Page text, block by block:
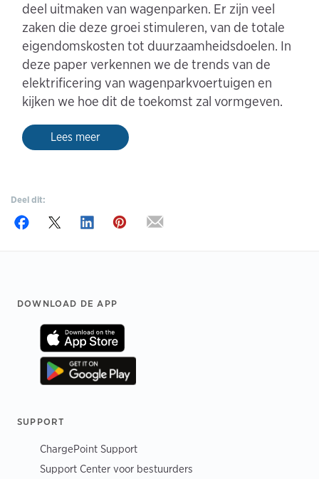
deel uitmaken van wagenparken. Er zijn veel
zaken die deze groei stimuleren, van de totale
eigendomskosten tot duurzaamheidsdoelen. In
deze paper verkennen we de trends van de
elektrificering van wagenparkvoertuigen en
kijken we hoe dit de toekomst zal vormgeven.
Lees meer
Deel dit:
Footer
DOWNLOAD DE APP
SUPPORT
ChargePoint Support
Support Center voor bestuurders